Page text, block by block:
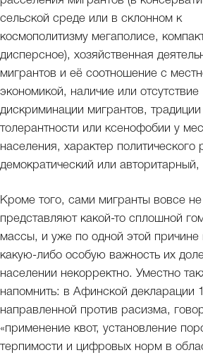
сельской среде или в склонном к
космополитизму мегаполисе,
дисперсное), хозяйственная
мигрантов и её соотношение с
экономикой, наличие или отсутствие
дискриминации мигрантов, традиции
толерантности или ксенофобии у
населения, характер
демократический или авторитарный,
Кроме того, сами мигранты вовсе не
представляют какой-то сплошной
массы, и уже по одной этой причине
какую-либо особую важность их
населении некорректно. Уместно
напомнить: в Афинской декларации
направленной против расизма,
«применение квот, установление
терпимости и цифровых норм в